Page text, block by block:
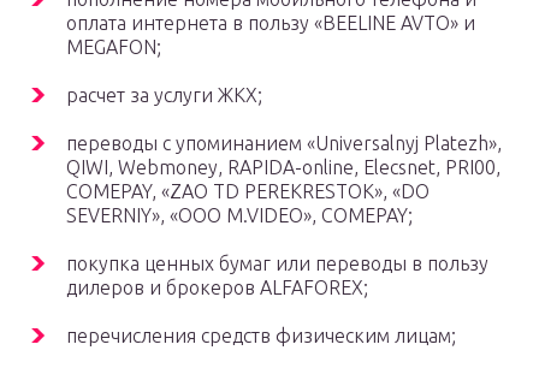
оплата интернета в пользу «BEELINE AVTO» и
MEGAFON;
расчет за услуги ЖКХ;
переводы с упоминанием «Universalnyj Platezh»,
QIWI, Webmoney, RAPIDA-online, Elecsnet, PRI00,
COMEPAY, «ZAO TD PEREKRESTOK», «DO
SEVERNIY», «OOO M.VIDEO», COMEPAY;
покупка ценных бумаг или переводы в пользу
дилеров и брокеров ALFAFOREX;
перечисления средств физическим лицам;